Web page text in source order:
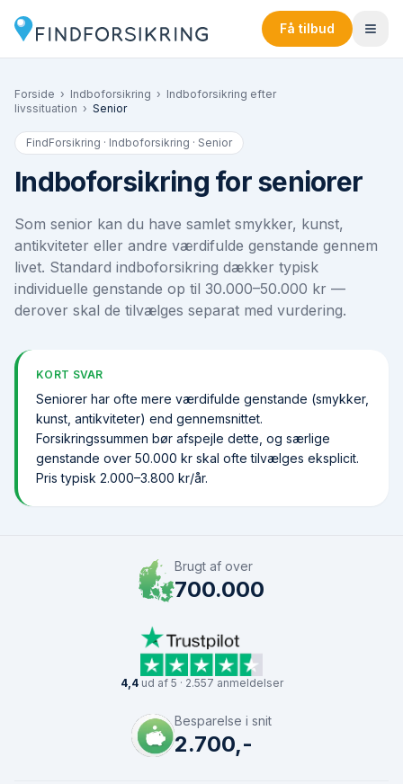
Få tilbud
Forside › Indboforsikring › Indboforsikring efter
livssituation › Senior
FindForsikring · Indboforsikring · Senior
Indboforsikring for seniorer
Som senior kan du have samlet smykker, kunst,
antikviteter eller andre værdifulde genstande gennem
livet. Standard indboforsikring dækker typisk
individuelle genstande op til 30.000–50.000 kr —
derover skal de tilvælges separat med vurdering.
KORT SVAR
Seniorer har ofte mere værdifulde genstande (smykker,
kunst, antikviteter) end gennemsnittet.
Forsikringssummen bør afspejle dette, og særlige
genstande over 50.000 kr skal ofte tilvælges eksplicit.
Pris typisk 2.000–3.800 kr/år.
Brugt af over
700.000
4,4ud af 5 · 2.557 anmeldelser
Besparelse i snit
2.700,-